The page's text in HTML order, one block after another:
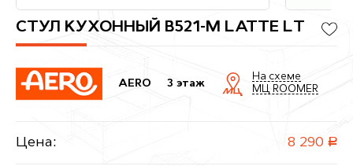
СТУЛ КУХОННЫЙ B521-M LATTE LT
AERO 3 этаж
На схеме
МЦ ROOMER
Цена: 8 290 руб.